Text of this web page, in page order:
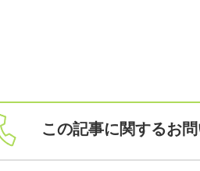
この記事に関するお